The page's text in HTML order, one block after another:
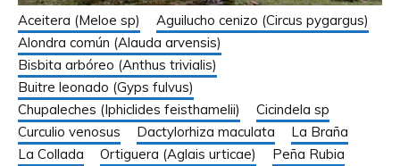
Aceitera (Meloe sp)
Aguilucho cenizo (Circus pygargus)
Alondra común (Alauda arvensis)
Bisbita arbóreo (Anthus trivialis)
Buitre leonado (Gyps fulvus)
Chupaleches (Iphiclides feisthamelii)
Cicindela sp
Curculio venosus
Dactylorhiza maculata
La Braña
La Collada
Ortiguera (Aglais urticae)
Peña Rubia